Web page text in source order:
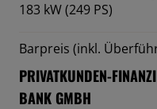
183 kW (249 PS)
Barpreis (inkl.
PRIVATKUNDEN-
BANK GMBH